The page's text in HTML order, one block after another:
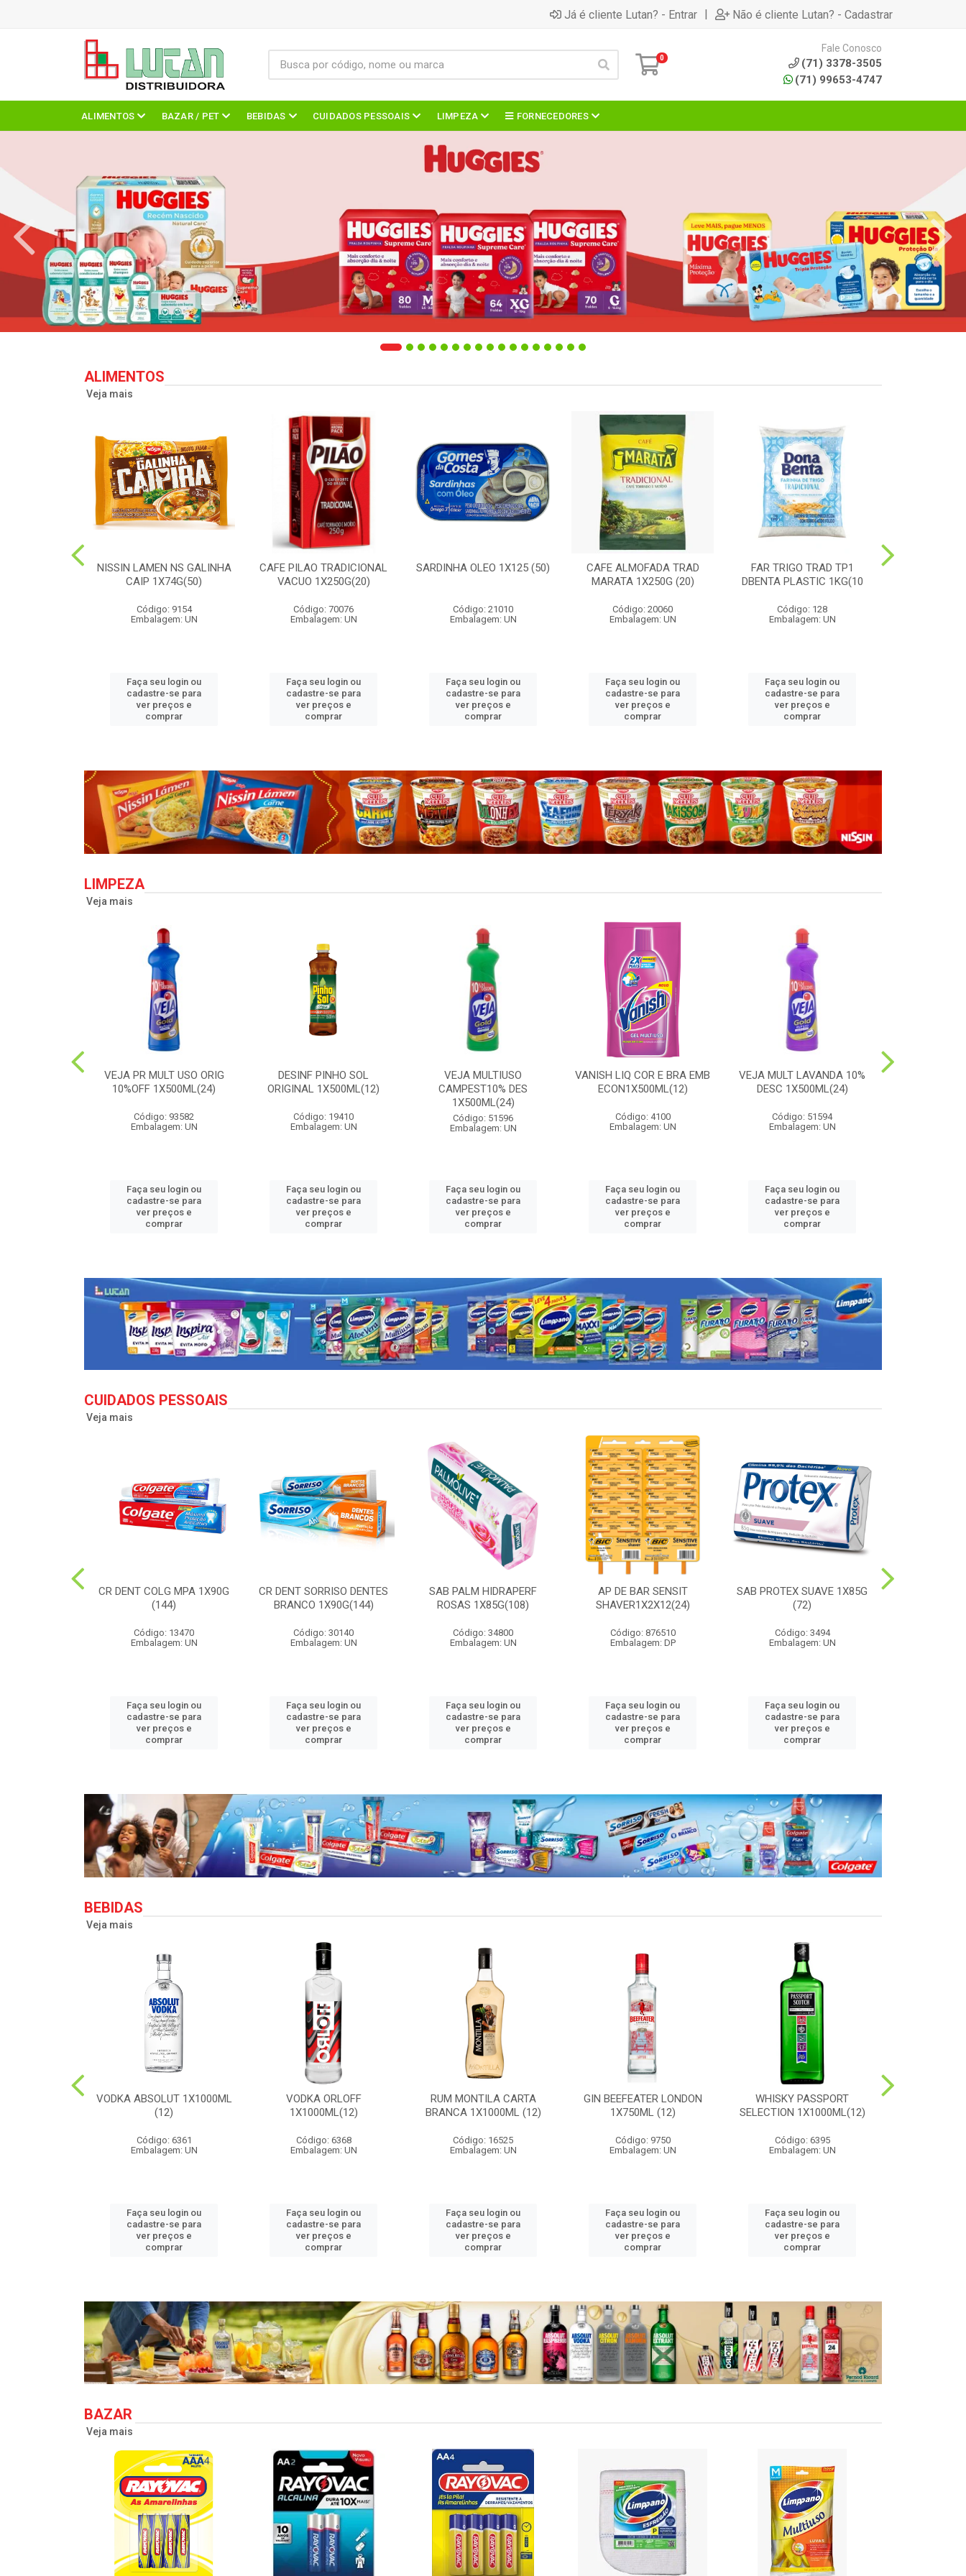
Já é cliente Lutan? - Entrar | Não é cliente Lutan? - Cadastrar
0
Fale Conosco
(71) 3378-3505
(71) 99653-4747
ALIMENTOS BAZAR / PET BEBIDAS CUIDADOS PESSOAIS LIMPEZA FORNECEDORES
ALIMENTOS
Veja mais
NISSIN LAMEN NS GALINHA
CAIP 1X74G(50)
Código: 9154
Embalagem: UN
Faça seu login ou
cadastre-se para
ver preços e
comprar
CAFE PILAO TRADICIONAL
VACUO 1X250G(20)
Código: 70076
Embalagem: UN
Faça seu login ou
cadastre-se para
ver preços e
comprar
SARDINHA OLEO 1X125 (50)
Código: 21010
Embalagem: UN
Faça seu login ou
cadastre-se para
ver preços e
comprar
CAFE ALMOFADA TRAD
MARATA 1X250G (20)
Código: 20060
Embalagem: UN
Faça seu login ou
cadastre-se para
ver preços e
comprar
FAR TRIGO TRAD TP1
DBENTA PLASTIC 1KG(10
Código: 128
Embalagem: UN
Faça seu login ou
cadastre-se para
ver preços e
comprar
LIMPEZA
Veja mais
VEJA PR MULT USO ORIG
10%OFF 1X500ML(24)
Código: 93582
Embalagem: UN
Faça seu login ou
cadastre-se para
ver preços e
comprar
DESINF PINHO SOL
ORIGINAL 1X500ML(12)
Código: 19410
Embalagem: UN
Faça seu login ou
cadastre-se para
ver preços e
comprar
VEJA MULTIUSO
CAMPEST10% DES
1X500ML(24)
Código: 51596
Embalagem: UN
Faça seu login ou
cadastre-se para
ver preços e
comprar
VANISH LIQ COR E BRA EMB
ECON1X500ML(12)
Código: 4100
Embalagem: UN
Faça seu login ou
cadastre-se para
ver preços e
comprar
VEJA MULT LAVANDA 10%
DESC 1X500ML(24)
Código: 51594
Embalagem: UN
Faça seu login ou
cadastre-se para
ver preços e
comprar
CUIDADOS PESSOAIS
Veja mais
CR DENT COLG MPA 1X90G
(144)
Código: 13470
Embalagem: UN
Faça seu login ou
cadastre-se para
ver preços e
comprar
CR DENT SORRISO DENTES
BRANCO 1X90G(144)
Código: 30140
Embalagem: UN
Faça seu login ou
cadastre-se para
ver preços e
comprar
SAB PALM HIDRAPERF
ROSAS 1X85G(108)
Código: 34800
Embalagem: UN
Faça seu login ou
cadastre-se para
ver preços e
comprar
AP DE BAR SENSIT
SHAVER1X2X12(24)
Código: 876510
Embalagem: DP
Faça seu login ou
cadastre-se para
ver preços e
comprar
SAB PROTEX SUAVE 1X85G
(72)
Código: 3494
Embalagem: UN
Faça seu login ou
cadastre-se para
ver preços e
comprar
BEBIDAS
Veja mais
VODKA ABSOLUT 1X1000ML
(12)
Código: 6361
Embalagem: UN
Faça seu login ou
cadastre-se para
ver preços e
comprar
VODKA ORLOFF
1X1000ML(12)
Código: 6368
Embalagem: UN
Faça seu login ou
cadastre-se para
ver preços e
comprar
RUM MONTILA CARTA
BRANCA 1X1000ML (12)
Código: 16525
Embalagem: UN
Faça seu login ou
cadastre-se para
ver preços e
comprar
GIN BEEFEATER LONDON
1X750ML (12)
Código: 9750
Embalagem: UN
Faça seu login ou
cadastre-se para
ver preços e
comprar
WHISKY PASSPORT
SELECTION 1X1000ML(12)
Código: 6395
Embalagem: UN
Faça seu login ou
cadastre-se para
ver preços e
comprar
BAZAR
Veja mais